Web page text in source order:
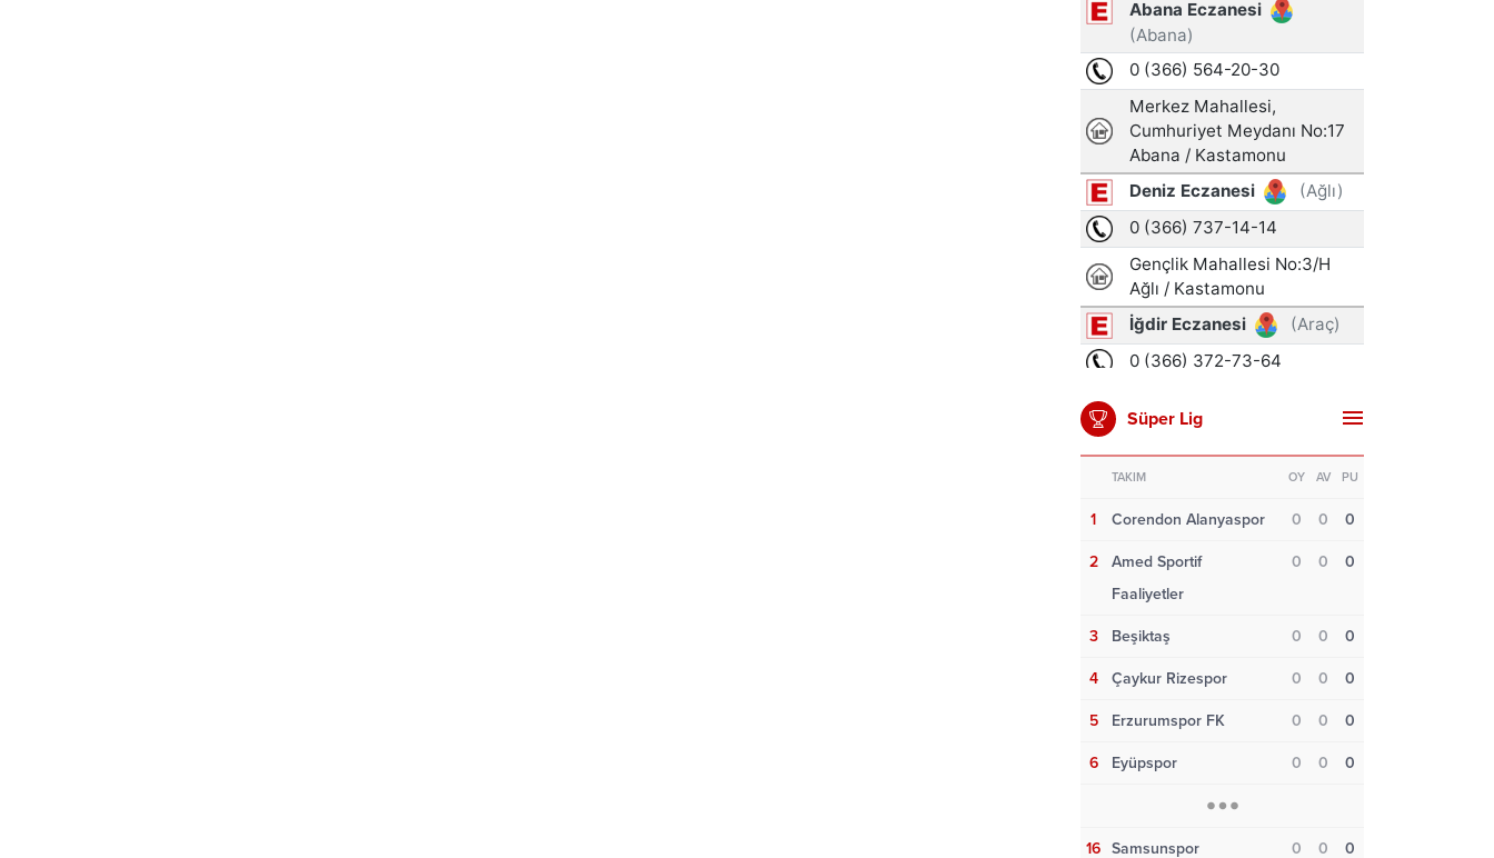
Süper Lig
TAKIM OY AV PU
1 Corendon Alanyaspor 0 0 0
2
Amed Sportif
Faaliyetler
0 0 0
3 Beşiktaş 0 0 0
4 Çaykur Rizespor 0 0 0
5 Erzurumspor FK 0 0 0
6 Eyüpspor 0 0 0
16 Samsunspor 0 0 0